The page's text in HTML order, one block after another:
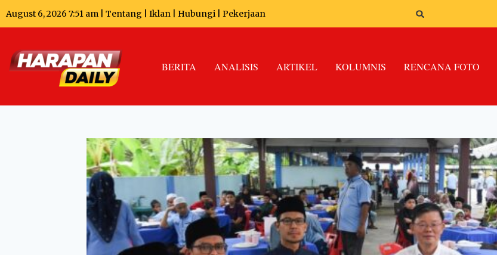
August 6, 2026 7:51 am | Tentang Iklan Hubungi Pekerjaan
BERITA ANALISIS ARTIKEL KOLUMNIS RENCANA FOTO